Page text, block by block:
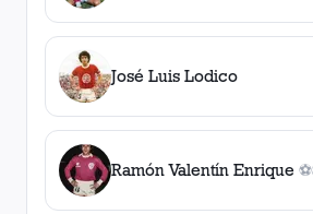
José Luis Lodico
Ramón Valentín Enrique ⚽
1